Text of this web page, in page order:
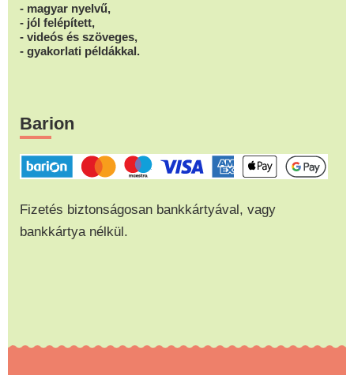
- magyar nyelvű,
- jól felépített,
- videós és szöveges,
- gyakorlati példákkal.
Barion
Fizetés biztonságosan bankkártyával, vagy
bankkártya nélkül.